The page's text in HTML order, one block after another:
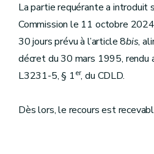
La partie requérante a introduit
Commission le 11 octobre
30 jours prévu à l’article 8bis,
décret du 30 mars 1995, rendu
L3231-5, § 1er, du CDLD.
Dès lors, le recours est